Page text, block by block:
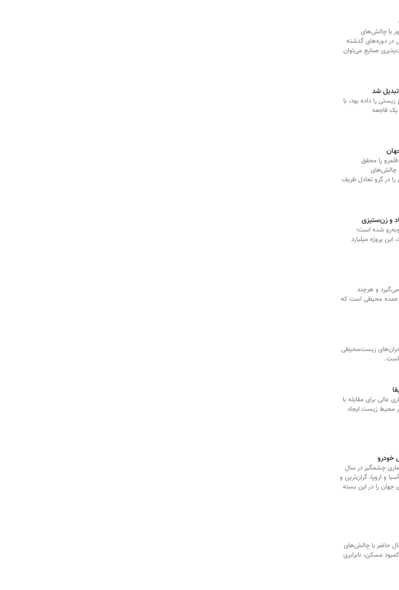
با چالش‌های
دوره‌های گذشته
صنایع می‌توان
شد
که وعده افزایش ۱۱.۵ درصدی تنوع زیستی را داده بود، با
یک فاجعه
را محقق
چالش‌های
در گرو تعادل ظریف
و زن‌ستیزی
شده است؛
این پروژه میلیارد
می‌گیرد و هرچند
و عمده محیطی است که
زیست‌محیطی
است.
عالی برای مقابله با
محیط زیست ایجاد
خودرو
چشمگیر در سال
و اروپا، گران‌ترین و
جهان را در این بسته
حاضر با چالش‌های
مسکن، نابرابری